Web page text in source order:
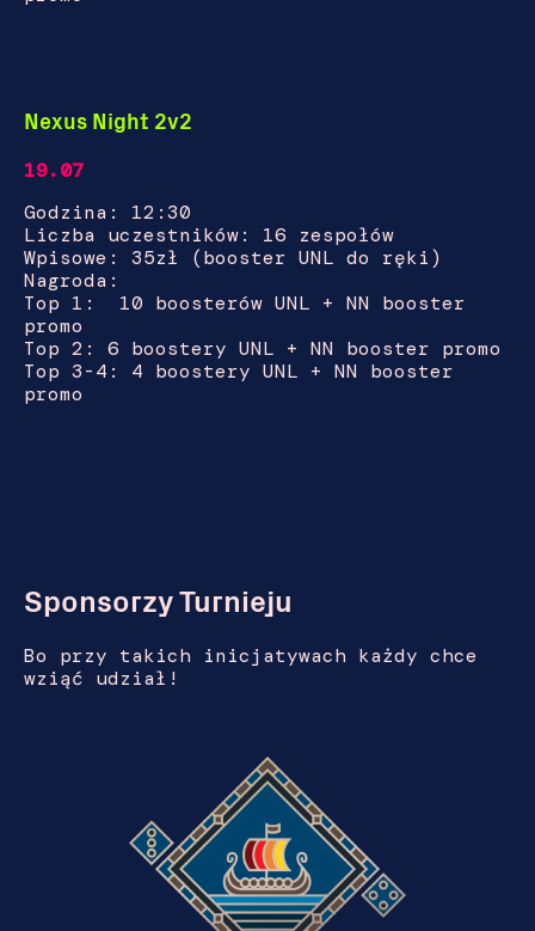
Nexus Night 2v2
19.07
Godzina: 12:30
Liczba uczestników: 16 zespołów
Wpisowe: 35zł (booster UNL do ręki)
Nagroda:
Top 1: 10 boosterów UNL + NN booster
promo
Top 2: 6 boostery UNL + NN booster promo
Top 3-4: 4 boostery UNL + NN booster
promo
Sponsorzy Turnieju
Bo przy takich inicjatywach każdy chce
wziąć udział!